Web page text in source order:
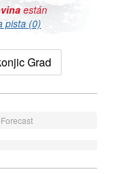
están
pista (0)
Grad